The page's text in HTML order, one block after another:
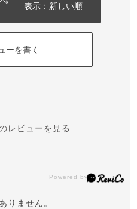
表示：新しい順
ーを書く
レビューを見る
りません。